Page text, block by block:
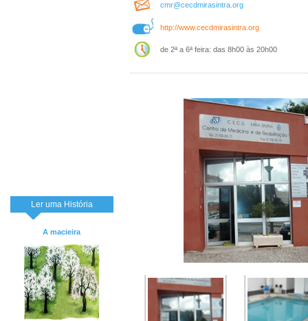
Ler uma História
A macieira
cmr@cecdmirasintra.org
http://www.cecdmirasintra.org
de 2ª a 6ª feira: das 8h00 às 20h00